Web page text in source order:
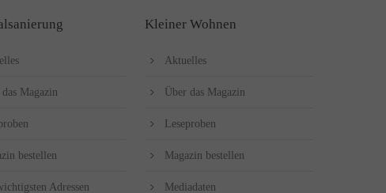
Magazin
bestellen
Adressen
Kleiner Wohnen
Aktuelles
Über das Magazin
Leseproben
Magazin bestellen
Mediadaten